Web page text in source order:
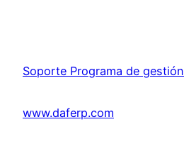
Soporte Programa de gestión
www.daferp.com